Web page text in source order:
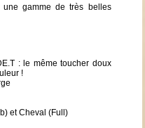
gamme de très belles
: le même toucher doux
!
et Cheval (Full)